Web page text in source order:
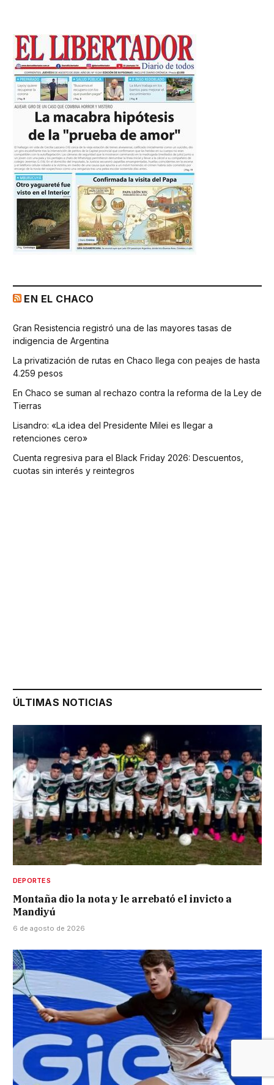
EN EL CHACO
Gran Resistencia registró una de las mayores tasas de
indigencia de Argentina
La privatización de rutas en Chaco llega con peajes de hasta
4.259 pesos
En Chaco se suman al rechazo contra la reforma de la Ley de
Tierras
Lisandro: «La idea del Presidente Milei es llegar a
retenciones cero»
Cuenta regresiva para el Black Friday 2026: Descuentos,
cuotas sin interés y reintegros
ÚLTIMAS NOTICIAS
DEPORTES
Montaña dio la nota y le arrebató el invicto a
Mandiyú
6 de agosto de 2026